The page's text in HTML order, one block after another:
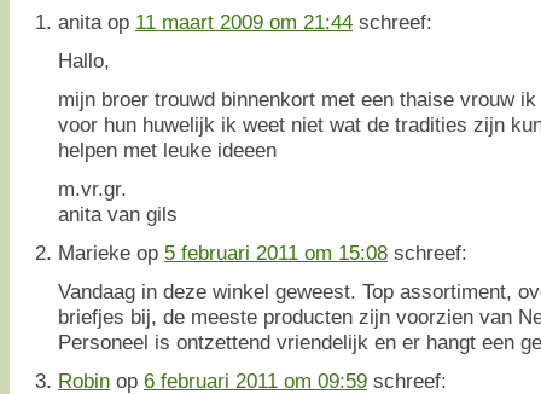
anita op 11 maart 2009 om 21:44 schreef:
Hallo,
mijn broer trouwd binnenkort met een thaise vrouw
voor hun huwelijk ik weet niet wat de tradities zijn
helpen met leuke ideeen
m.vr.gr.
anita van gils
Marieke op 5 februari 2011 om 15:08 schreef:
Vandaag in deze winkel geweest. Top assortiment,
briefjes bij, de meeste producten zijn voorzien van
Personeel is ontzettend vriendelijk en er hangt een
Robin op 6 februari 2011 om 09:59 schreef: